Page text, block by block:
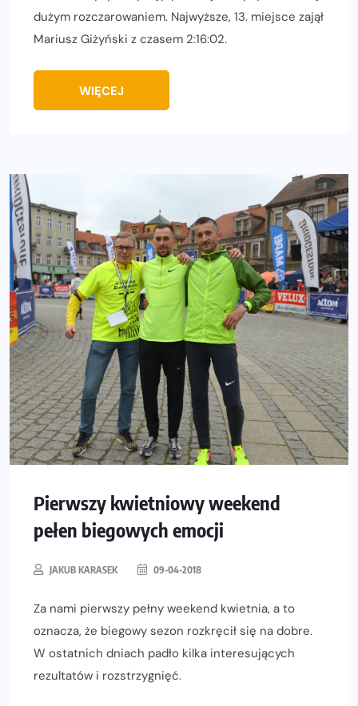
dużym rozczarowaniem. Najwyższe, 13. miejsce zajął
Mariusz Giżyński z czasem 2:16:02.
WIĘCEJ
Pierwszy kwietniowy weekend
pełen biegowych emocji
JAKUB KARASEK 09-04-2018
Za nami pierwszy pełny weekend kwietnia, a to
oznacza, że biegowy sezon rozkręcił się na dobre.
W ostatnich dniach padło kilka interesujących
rezultatów i rozstrzygnięć.